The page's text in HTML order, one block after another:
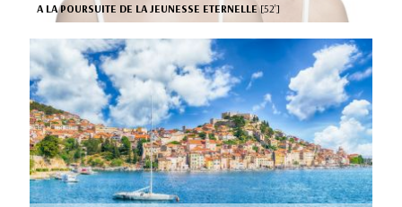
A LA POURSUITE DE LA JEUNESSE ETERNELLE[52’]